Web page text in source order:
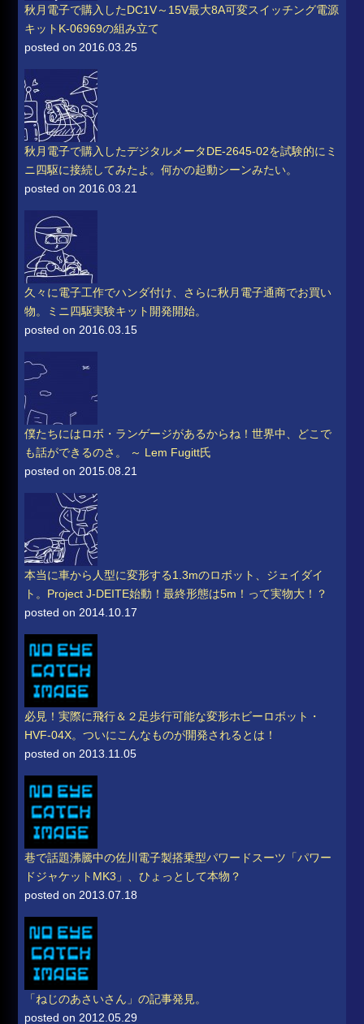
秋月電子で購入したDC1V～15V最大8A可変スイッチング電源
キットK-06969の組み立て
posted on 2016.03.25
秋月電子で購入したデジタルメータDE-2645-02を試験的にミ
ニ四駆に接続してみたよ。何かの起動シーンみたい。
posted on 2016.03.21
久々に電子工作でハンダ付け、さらに秋月電子通商でお買い
物。ミニ四駆実験キット開発開始。
posted on 2016.03.15
僕たちにはロボ・ランゲージがあるからね！世界中、どこで
も話ができるのさ。 ～ Lem Fugitt氏
posted on 2015.08.21
本当に車から人型に変形する1.3mのロボット、ジェイダイ
ト。Project J-DEITE始動！最終形態は5m！って実物大！？
posted on 2014.10.17
必見！実際に飛行＆２足歩行可能な変形ホビーロボット・
HVF-04X。ついにこんなものが開発されるとは！
posted on 2013.11.05
巷で話題沸騰中の佐川電子製搭乗型パワードスーツ「パワー
ドジャケットMK3」、ひょっとして本物？
posted on 2013.07.18
「ねじのあさいさん」の記事発見。
posted on 2012.05.29